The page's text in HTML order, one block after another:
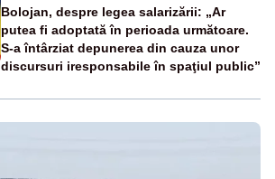
Bolojan, despre legea salarizării: „Ar
putea fi adoptată în perioada următoare.
S-a întârziat depunerea din cauza unor
discursuri iresponsabile în spaţiul public”